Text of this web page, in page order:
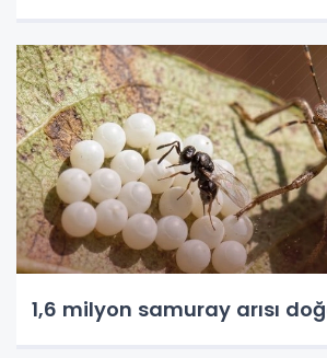
1,6 milyon samuray arısı